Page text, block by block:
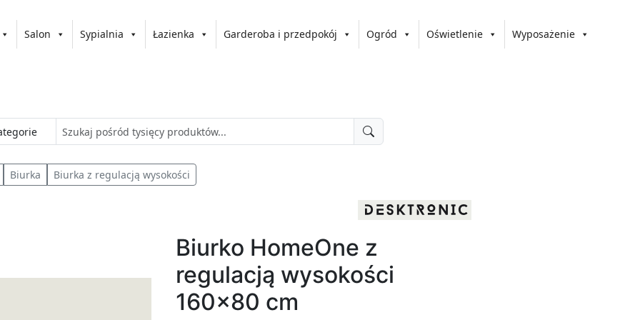
Salon Sypialnia Łazienka Garderoba i przedpokój Ogród Oświetlenie Wyposażenie
Biurka Biurka z regulacją wysokości
Biurko HomeOne z
regulacją wysokości
160x80 cm